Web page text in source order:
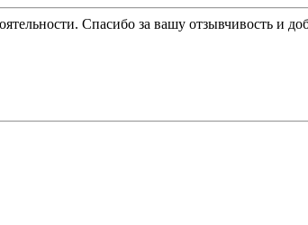
Спасибо за вашу отзывчивость и